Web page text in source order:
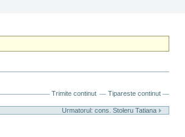
Trimite continut Tipareste continut
Urmatorul: cons. Stoleru Tatiana